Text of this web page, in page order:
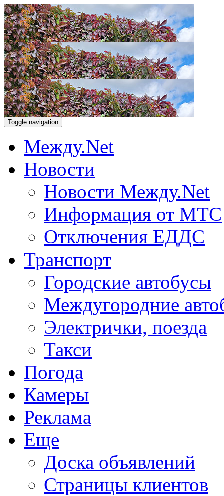
Toggle navigation
Между.Net
Новости
Новости Между.Net
Информация от МТС
Отключения ЕДДС
Транспорт
Городские автобусы
Междугородние
Электрички, поезда
Такси
Погода
Камеры
Реклама
Еще
Доска объявлений
Страницы клиентов